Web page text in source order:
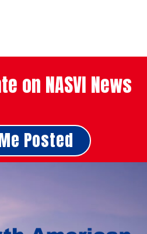
on NASVI News
Posted